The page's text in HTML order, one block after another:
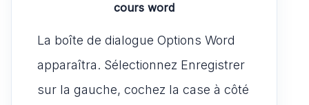
cours word
La boîte de dialogue Options Word
apparaîtra. Sélectionnez Enregistrer
sur la gauche, cochez la case à côté